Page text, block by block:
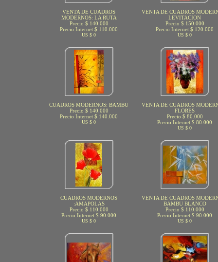
VENTA DE CUADROS
MODERNOS: LA RUTA
Precio $ 140.000
Precio Internet $ 110.000
US $ 0
VENTA DE CUADROS
LEVITACION
Precio $ 150.000
Precio Internet $ 120.000
US $ 0
CUADROS MODERNOS: BAMBU
Precio $ 140.000
Precio Internet $ 140.000
US $ 0
VENTA DE CUADROS
FLORES
Precio $ 80.000
Precio Internet $ 80.000
US $ 0
CUADROS MODERNOS
:AMAPOLAS
Precio $ 110.000
Precio Internet $ 90.000
US $ 0
VENTA DE CUADROS
BAMBU BLANCO
Precio $ 110.000
Precio Internet $ 90.000
US $ 0